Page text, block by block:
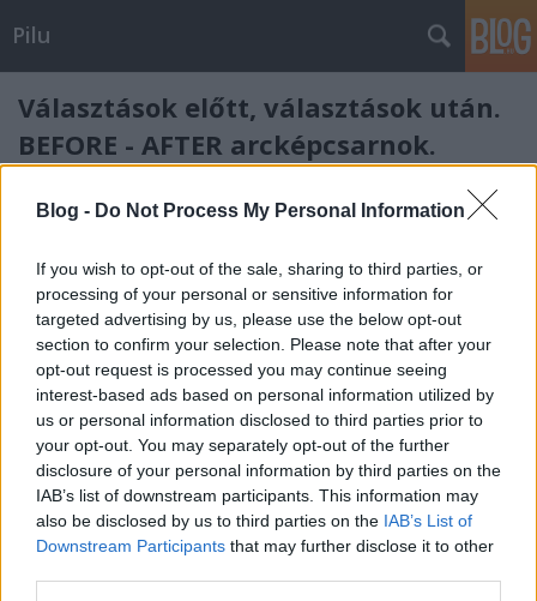
Blog - Do Not Process My Personal Information
If you wish to opt-out of the sale, sharing to third parties, or
processing of your personal or sensitive information for
targeted advertising by us, please use the below opt-out
section to confirm your selection. Please note that after your
opt-out request is processed you may continue seeing
interest-based ads based on personal information utilized by
us or personal information disclosed to third parties prior to
your opt-out. You may separately opt-out of the further
disclosure of your personal information by third parties on the
IAB’s list of downstream participants. This information may
also be disclosed by us to third parties on the IAB’s List of
Downstream Participants that may further disclose it to other
Pilu
Választások előtt, választások után.
BEFORE - AFTER arcképcsarnok.
A pápa szerint a homoszexualitás és
az abortusz, szerintem meg az
emberi sötétség a legalattomosabb
veszély.
Pilu• 2010. május 14.
„A pápa kijelentette csütörtökön, hogy az abortusz
és az egyneműek házassága a két "legalattomosabb
és legveszélyesebb" fenyegetés a mai világra